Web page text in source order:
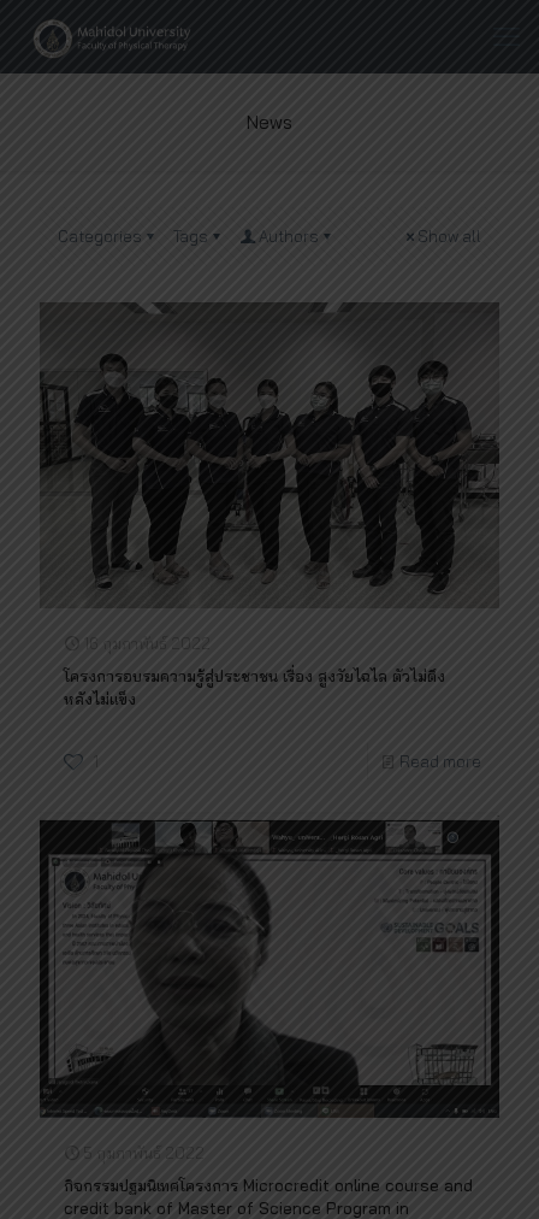
News
Categories Tags Authors Show all
16 กุมภาพันธ์ 2022
โครงการอบรมความรู้สู่ประชาชน เรื่อง สูงวัยไฉไล ตัวไม่ตึง
หลังไม่แข็ง
1 Read more
5 กุมภาพันธ์ 2022
กิจกรรมปฐมนิเทศโครงการ Microcredit online course and
credit bank of Master of Science Program in